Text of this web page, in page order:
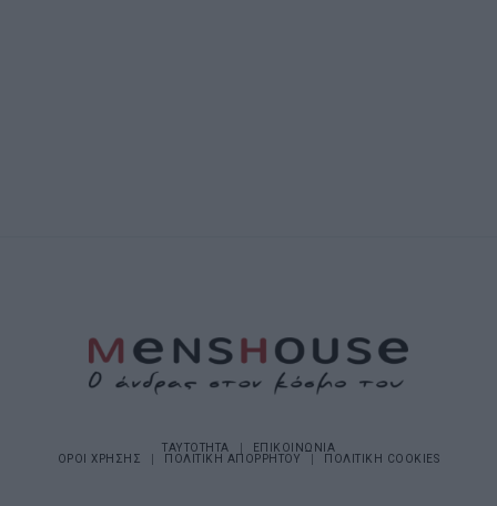
ΤΑΥΤΟΤΗΤΑ
ΕΠΙΚΟΙΝΩΝΙΑ
ΟΡΟΙ ΧΡΗΣΗΣ
ΠΟΛΙΤΙΚΗ ΑΠΟΡΡΗΤΟΥ ΠΟΛΙΤΙΚΗ COOKIES